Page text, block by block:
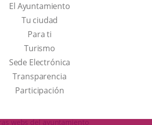
El Ayuntamiento
Tu ciudad
Para ti
TurismoThis
link
will
open
a
Sede Electrónica
Transparencia
Participación
webs del ayuntamiento